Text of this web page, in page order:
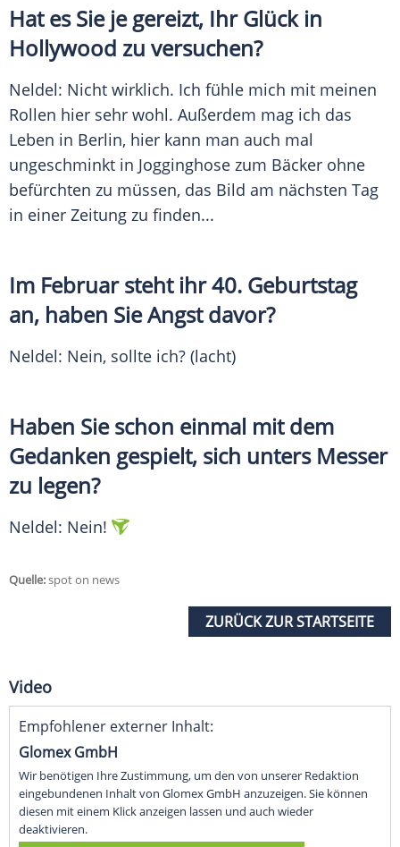
Hat es Sie je gereizt, Ihr Glück in
Hollywood zu versuchen?
Neldel: Nicht wirklich. Ich fühle mich mit meinen
Rollen hier sehr wohl. Außerdem mag ich das
Leben in Berlin, hier kann man auch mal
ungeschminkt in Jogginghose zum Bäcker ohne
befürchten zu müssen, das Bild am nächsten Tag
in einer Zeitung zu finden...
Im Februar steht ihr 40. Geburtstag
an, haben Sie Angst davor?
Neldel: Nein, sollte ich? (lacht)
Haben Sie schon einmal mit dem
Gedanken gespielt, sich unters Messer
zu legen?
Neldel: Nein!
Quelle:spot on news
ZURÜCK ZUR STARTSEITE
Video
Empfohlener externer Inhalt:
Glomex GmbH
Wir benötigen Ihre Zustimmung, um den von unserer Redaktion
eingebundenen Inhalt von Glomex GmbH anzuzeigen. Sie können
diesen mit einem Klick anzeigen lassen und auch wieder
deaktivieren.